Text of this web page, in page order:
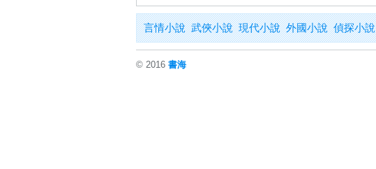
言情小說 武俠小說 現代小說 外國小說 偵探小說
© 2016 書海